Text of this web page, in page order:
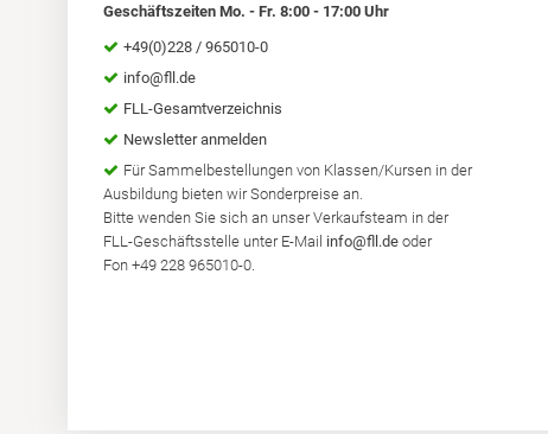
Geschäftszeiten Mo. - Fr. 8:00 - 17:00 Uhr
+49(0)228 / 965010-0
info@fll.de
FLL-Gesamtverzeichnis
Newsletter anmelden
Für Sammelbestellungen von Klassen/Kursen in der
Ausbildung bieten wir Sonderpreise an.
Bitte wenden Sie sich an unser Verkaufsteam in der
FLL-Geschäftsstelle unter E-Mail info@fll.de oder
Fon +49 228 965010-0.